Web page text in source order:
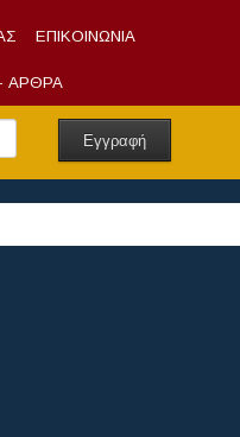
ΕΠΙΚΟΙΝΩΝΙΑ
ΑΡΘΡΑ